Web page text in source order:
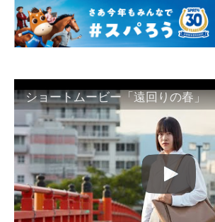
ショートムービー「遠回りの春」